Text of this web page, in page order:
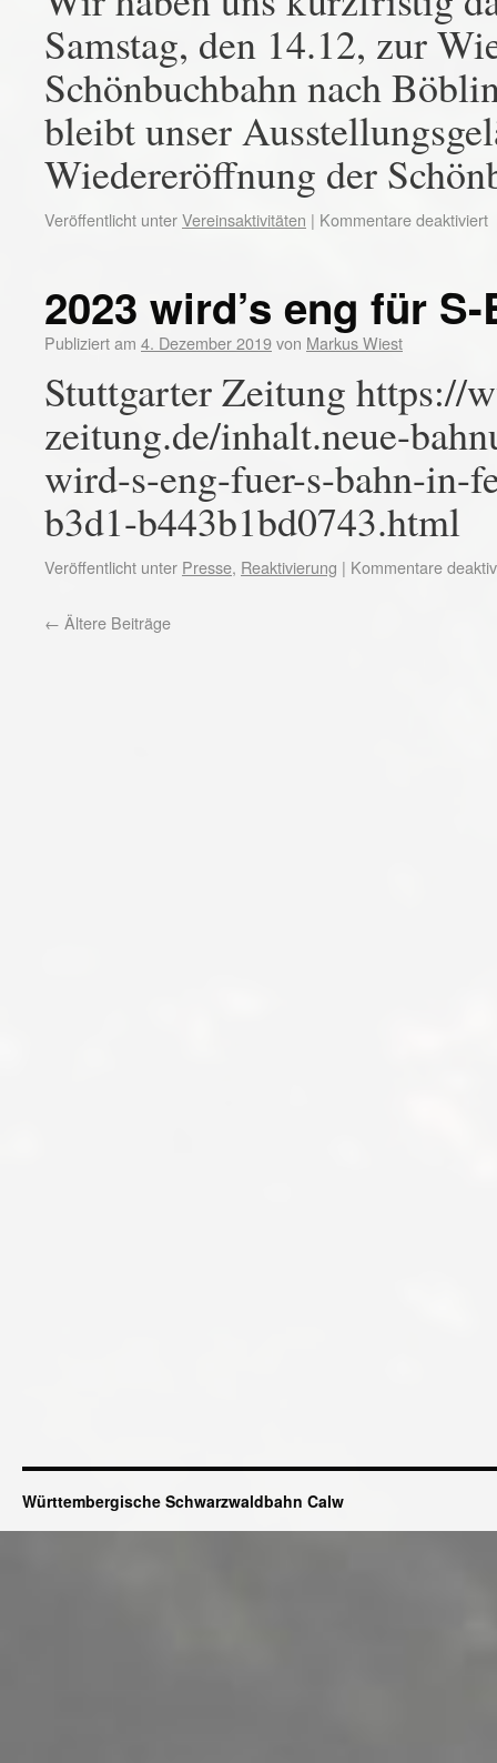
Samstag, den 14.12, zur
Schönbuchbahn nach
bleibt unser
Wiedereröffnung der
Veröffentlicht unterVereinsaktivitäten | Kommentare deaktiviert
2023 wird’s eng für
Publiziert am 4. Dezember 2019von Markus Wiest
Stuttgarter Zeitung https://
zeitung.de/inhalt.neue-
wird-s-eng-fuer-s-bahn-in-
b3d1-b443b1bd0743.html
Veröffentlicht unter Presse, Reaktivierung | Kommentare
← Ältere Beiträge
Württembergische Schwarzwaldbahn Calw